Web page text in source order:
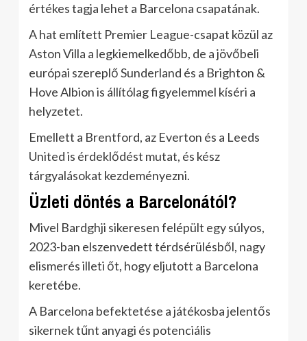
értékes tagja lehet a Barcelona csapatának.
A hat említett Premier League-csapat közül az
Aston Villa a legkiemelkedőbb, de a jövőbeli
európai szereplő Sunderland és a Brighton &
Hove Albion is állítólag figyelemmel kíséri a
helyzetet.
Emellett a Brentford, az Everton és a Leeds
United is érdeklődést mutat, és kész
tárgyalásokat kezdeményezni.
Üzleti döntés a Barcelonától?
Mivel Bardghji sikeresen felépült egy súlyos,
2023-ban elszenvedett térdsérülésből, nagy
elismerés illeti őt, hogy eljutott a Barcelona
keretébe.
A Barcelona befektetése a játékosba jelentős
sikernek tűnt anyagi és potenciális